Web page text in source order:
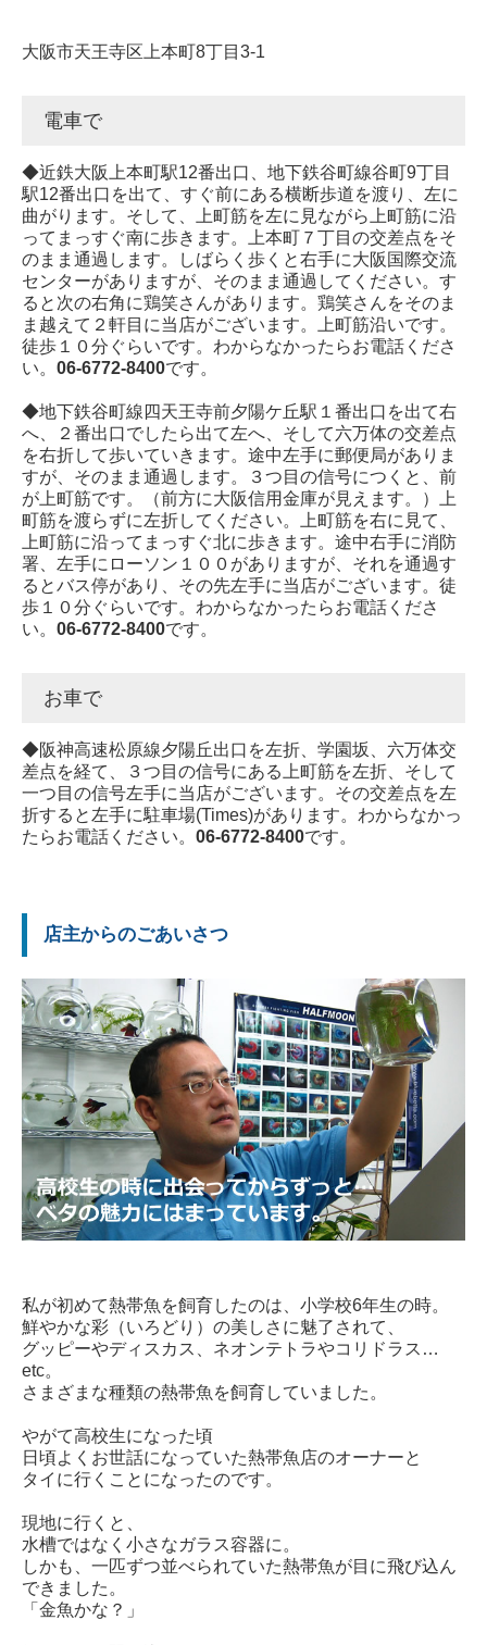
大阪市天王寺区上本町8丁目3-1
電車で
◆近鉄大阪上本町駅12番出口、地下鉄谷町線谷町9丁目
駅12番出口を出て、すぐ前にある横断歩道を渡り、左に
曲がります。そして、上町筋を左に見ながら上町筋に沿
ってまっすぐ南に歩きます。上本町７丁目の交差点をそ
のまま通過します。しばらく歩くと右手に大阪国際交流
センターがありますが、そのまま通過してください。す
ると次の右角に鶏笑さんがあります。鶏笑さんをそのま
ま越えて２軒目に当店がございます。上町筋沿いです。
徒歩１０分ぐらいです。わからなかったらお電話くださ
い。 06-6772-8400です。
◆地下鉄谷町線四天王寺前夕陽ケ丘駅１番出口を出て右
へ、２番出口でしたら出て左へ、そして六万体の交差点
を右折して歩いていきます。途中左手に郵便局がありま
すが、そのまま通過します。３つ目の信号につくと、前
が上町筋です。（前方に大阪信用金庫が見えます。）上
町筋を渡らずに左折してください。上町筋を右に見て、
上町筋に沿ってまっすぐ北に歩きます。途中右手に消防
署、左手にローソン１００がありますが、それを通過す
るとバス停があり、その先左手に当店がございます。徒
歩１０分ぐらいです。わからなかったらお電話くださ
い。 06-6772-8400です。
お車で
◆阪神高速松原線夕陽丘出口を左折、学園坂、六万体交
差点を経て、３つ目の信号にある上町筋を左折、そして
一つ目の信号左手に当店がございます。その交差点を左
折すると左手に駐車場(Times)があります。わからなかっ
たらお電話ください。 06-6772-8400です。
店主からのごあいさつ
私が初めて熱帯魚を飼育したのは、小学校6年生の時。
鮮やかな彩（いろどり）の美しさに魅了されて、
グッピーやディスカス、ネオンテトラやコリドラス…
etc。
さまざまな種類の熱帯魚を飼育していました。
やがて高校生になった頃
日頃よくお世話になっていた熱帯魚店のオーナーと
タイに行くことになったのです。
現地に行くと、
水槽ではなく小さなガラス容器に。
しかも、一匹ずつ並べられていた熱帯魚が目に飛び込ん
できました。
「金魚かな？」